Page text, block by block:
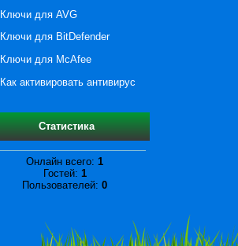
Ключи для AVG
Ключи для BitDefender
Ключи для McAfee
Как активировать антивирус
Статистика
Онлайн всего: 1
Гостей: 1
Пользователей: 0